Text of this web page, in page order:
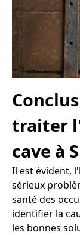
traiter
cave à
Il est évident,
sérieux
santé des
identifier la
les bonnes